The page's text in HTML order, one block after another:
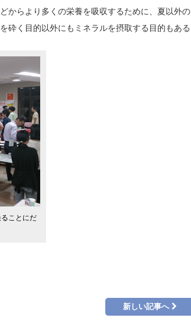
からより多くの栄養を吸収するために、夏以外の
砕く目的以外にもミネラルを摂取する目的もある
ことにだ
新しい記事へ